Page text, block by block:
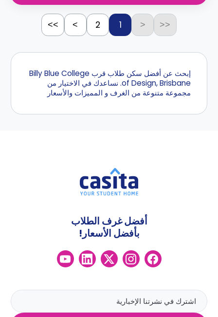
<<
<
1
2
>
>>
إبحث عن أفضل سكن طلاب قرب Billy Blue College
of Design, Brisbane. نساعدك في الاختيار من
مجموعة متنوعة من الغرف و المميزات والأسعار
أفضل غرف الطلاب
بأفضل الأسعار!